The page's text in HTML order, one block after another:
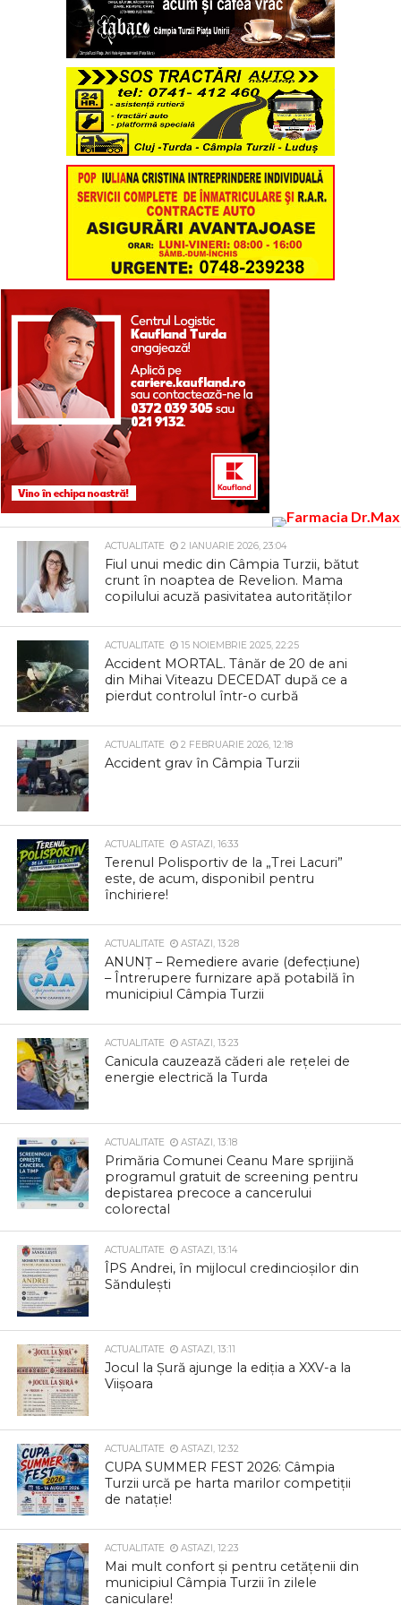
ACTUALITATE 2 IANUARIE 2026, 23:04
Fiul unui medic din Câmpia Turzii, bătut
crunt în noaptea de Revelion. Mama
copilului acuză pasivitatea autorităților
ACTUALITATE 15 NOIEMBRIE 2025, 22:25
Accident MORTAL. Tânăr de 20 de ani
din Mihai Viteazu DECEDAT după ce a
pierdut controlul într-o curbă
ACTUALITATE 2 FEBRUARIE 2026, 12:18
Accident grav în Câmpia Turzii
ACTUALITATE ASTAZI, 16:33
Terenul Polisportiv de la „Trei Lacuri”
este, de acum, disponibil pentru
închiriere!
ACTUALITATE ASTAZI, 13:28
ANUNȚ – Remediere avarie (defecțiune)
– Întrerupere furnizare apă potabilă în
municipiul Câmpia Turzii
ACTUALITATE ASTAZI, 13:23
Canicula cauzează căderi ale rețelei de
energie electrică la Turda
ACTUALITATE ASTAZI, 13:18
Primăria Comunei Ceanu Mare sprijină
programul gratuit de screening pentru
depistarea precoce a cancerului
colorectal
ACTUALITATE ASTAZI, 13:14
ÎPS Andrei, în mijlocul credincioșilor din
Săndulești
ACTUALITATE ASTAZI, 13:11
Jocul la Șură ajunge la ediția a XXV-a la
Viișoara
ACTUALITATE ASTAZI, 12:32
CUPA SUMMER FEST 2026: Câmpia
Turzii urcă pe harta marilor competiții
de natație!
ACTUALITATE ASTAZI, 12:23
Mai mult confort și pentru cetățenii din
municipiul Câmpia Turzii în zilele
caniculare!